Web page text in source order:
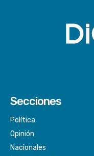
Secciones
Política
Opinión
Nacionales